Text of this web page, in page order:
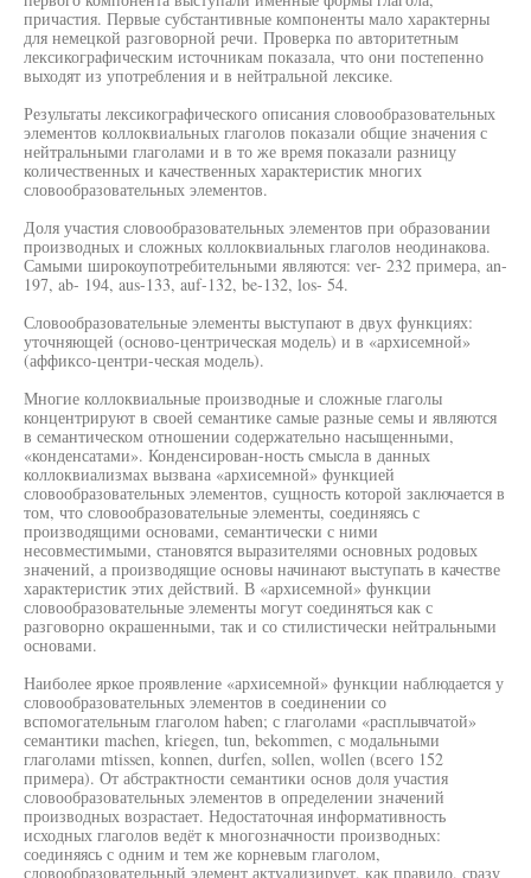
причастия. Первые субстантивные компоненты мало характерны
для немецкой разговорной речи. Проверка по авторитетным
лексикографическим источникам показала, что они постепенно
выходят из употребления и в нейтральной лексике.
Результаты лексикографического описания словообразовательных
элементов коллоквиальных глаголов показали общие значения с
нейтральными глаголами и в то же время показали разницу
количественных и качественных характеристик многих
словообразовательных элементов.
Доля участия словообразовательных элементов при образовании
производных и сложных коллоквиальных глаголов неодинакова.
Самыми широкоупотребительными являются: ver- 232 примера, an-
197, ab- 194, aus-133, auf-132, be-132, los- 54.
Словообразовательные элементы выступают в двух функциях:
уточняющей (осново-центрическая модель) и в «архисемной»
(аффиксо-центри-ческая модель).
Многие коллоквиальные производные и сложные глаголы
концентрируют в своей семантике самые разные семы и являются
в семантическом отношении содержательно насыщенными,
«конденсатами». Конденсирован-ность смысла в данных
коллоквиализмах вызвана «архисемной» функцией
словообразовательных элементов, сущность которой заключается в
том, что словообразовательные элементы, соединяясь с
производящими основами, семантически с ними
несовместимыми, становятся выразителями основных родовых
значений, а производящие основы начинают выступать в качестве
характеристик этих действий. В «архисемной» функции
словообразовательные элементы могут соединяться как с
разговорно окрашенными, так и со стилистически нейтральными
основами.
Наиболее яркое проявление «архисемной» функции наблюдается у
словообразовательных элементов в соединении со
вспомогательным глаголом haben; с глаголами «расплывчатой»
семантики machen, kriegen, tun, bekommen, с модальными
глаголами mtissen, konnen, durfen, sollen, wollen (всего 152
примера). От абстрактности семантики основ доля участия
словообразовательных элементов в определении значений
производных возрастает. Недостаточная информативность
исходных глаголов ведёт к многозначности производных:
соединяясь с одним и тем же корневым глаголом,
словообразовательный элемент актуализирует, как правило, сразу